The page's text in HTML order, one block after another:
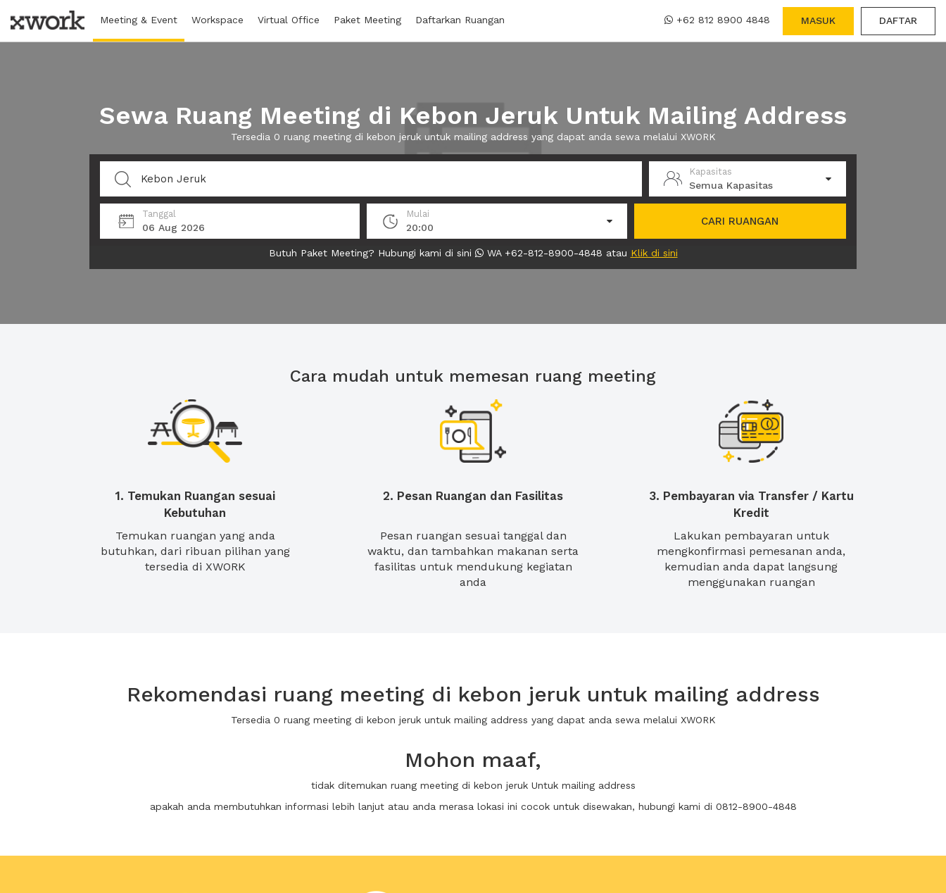
Meeting & Event Workspace Virtual Office Paket Meeting Daftarkan Ruangan +62 812 8900 4848 MASUK DAFTAR
Sewa Ruang Meeting di Kebon Jeruk Untuk Mailing Address
Tersedia 0 ruang meeting di kebon jeruk untuk mailing address yang dapat anda sewa melalui XWORK
Kapasitas
Semua Kapasitas
Tanggal
06 Aug 2026
Mulai
20:00
CARI RUANGAN
Butuh Paket Meeting? Hubungi kami di sini WA +62-812-8900-4848 atau Klik di sini
Cara mudah untuk memesan ruang meeting
1. Temukan Ruangan sesuai
Kebutuhan
Temukan ruangan yang anda
butuhkan, dari ribuan pilihan yang
tersedia di XWORK
2. Pesan Ruangan dan Fasilitas
Pesan ruangan sesuai tanggal dan
waktu, dan tambahkan makanan serta
fasilitas untuk mendukung kegiatan
anda
3. Pembayaran via Transfer / Kartu
Kredit
Lakukan pembayaran untuk
mengkonfirmasi pemesanan anda,
kemudian anda dapat langsung
menggunakan ruangan
Rekomendasi ruang meeting di kebon jeruk untuk mailing address
Tersedia 0 ruang meeting di kebon jeruk untuk mailing address yang dapat anda sewa melalui XWORK
Mohon maaf,
tidak ditemukan ruang meeting di kebon jeruk Untuk mailing address
apakah anda membutuhkan informasi lebih lanjut atau anda merasa lokasi ini cocok untuk disewakan, hubungi kami di 0812-8900-4848